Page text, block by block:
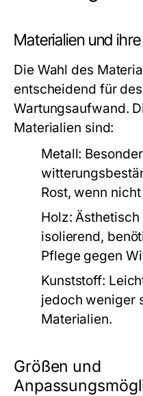
Materialien und
Die Wahl des
entscheidend für
Wartungsaufwand.
Materialien sind:
Metall:
Rost, wenn
Holz: Ästhetisch
isolierend,
Pflege gegen
Kunststoff:
jedoch weniger
Materialien.
Größen und